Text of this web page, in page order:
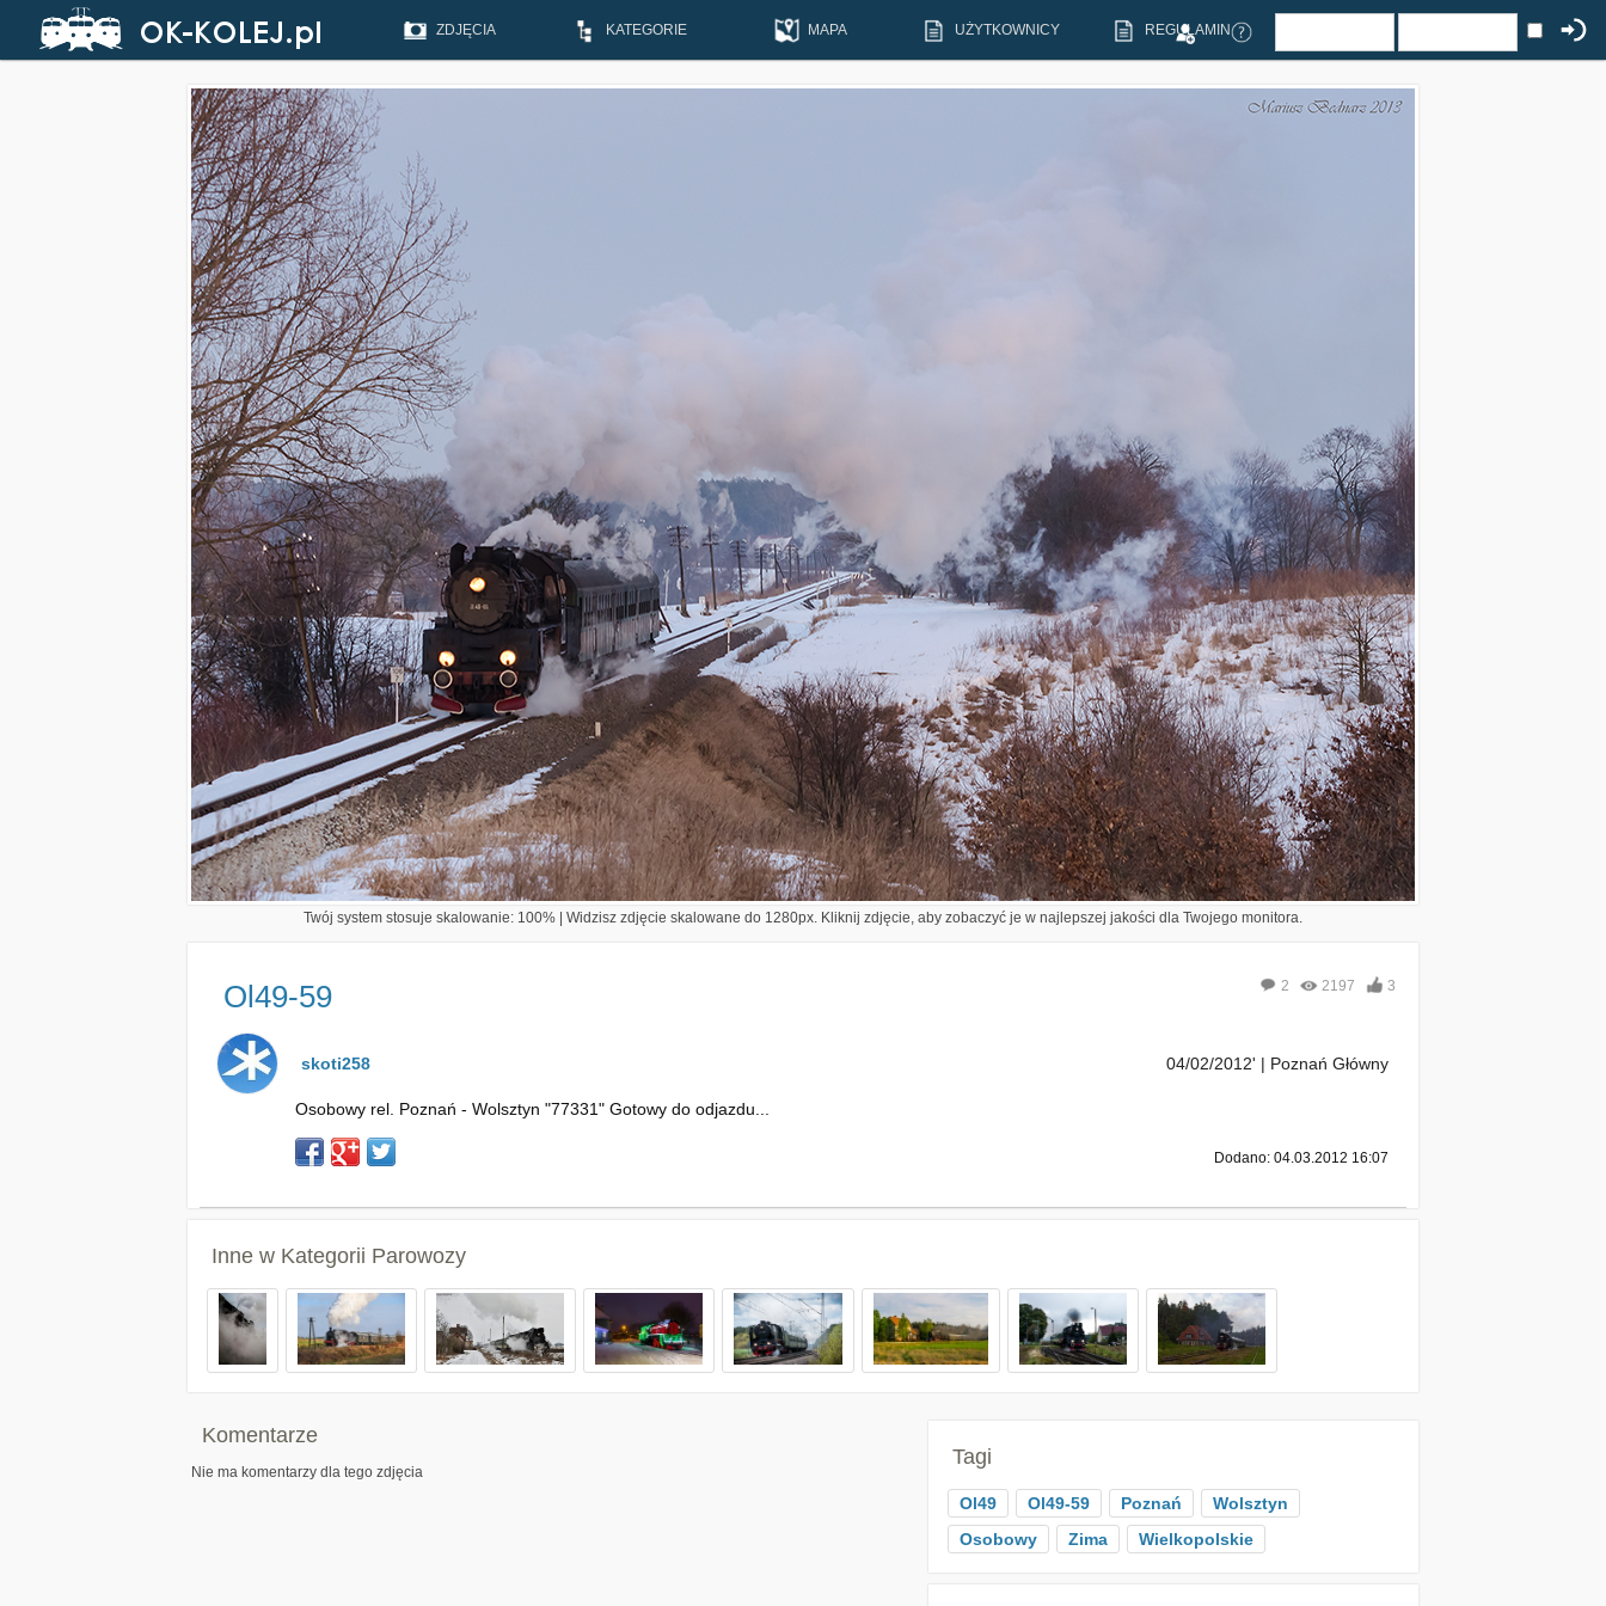
ZDJĘCIA KATEGORIE MAPA UŻYTKOWNICY REGULAMIN
Twój system stosuje skalowanie: 100% | Widzisz zdjęcie skalowane do 1280px. Kliknij zdjęcie, aby zobaczyć je w najlepszej jakości dla Twojego monitora.
Ol49-59 2 2197 3
skoti258 04/02/2012' | Poznań Główny
Osobowy rel. Poznań - Wolsztyn "77331" Gotowy do odjazdu...
Dodano: 04.03.2012 16:07
Inne w Kategorii Parowozy
Komentarze
Nie ma komentarzy dla tego zdjęcia
Tagi
Ol49 Ol49-59 Poznań
Wolsztyn
Osobowy
Zima Wielkopolskie